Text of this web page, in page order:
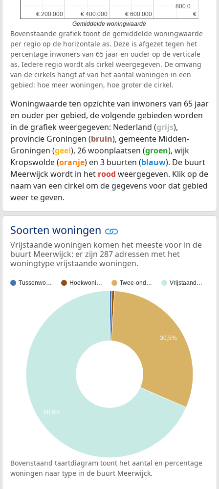
€ 200.000
€ 200.000 € 400.000
€ 400.000 € 600.000
€ 600.000 €
€
800.0…
800.0…
Gemiddelde woningwaarde
Bovenstaande grafiek toont de gemiddelde woningwaarde
per regio op de horizontale as. Deze is afgezet tegen het
percentage inwoners van 65 jaar en ouder op de verticale
as. Iedere regio wordt als cirkel weergegeven. De omvang
van de cirkels hangt af van het aantal woningen in een
gebied: hoe meer woningen, hoe groter de cirkel.
Woningwaarde ten opzichte van inwoners van 65 jaar
en ouder per gebied, de volgende gebieden worden
in de grafiek weergegeven: Nederland (grijs),
provincie Groningen (bruin), gemeente Midden-
Groningen (geel), 26 woonplaatsen (groen), wijk
Kropswolde (oranje) en 3 buurten (blauw). De buurt
Meerwijck wordt in het rood weergegeven. Klik op de
naam van een cirkel om de gegevens voor dat gebied
weer te geven.
Soorten woningen
Vrijstaande woningen komen het meeste voor in de
buurt Meerwijck: er zijn 287 adressen met het
woningtype vrijstaande woningen.
Tussenwo… Hoekwoni… Twee-ond… Vrijstaand…
30,5%
68,5%
Bovenstaand taartdiagram toont het aantal en percentage
woningen naar type in de buurt Meerwijck.